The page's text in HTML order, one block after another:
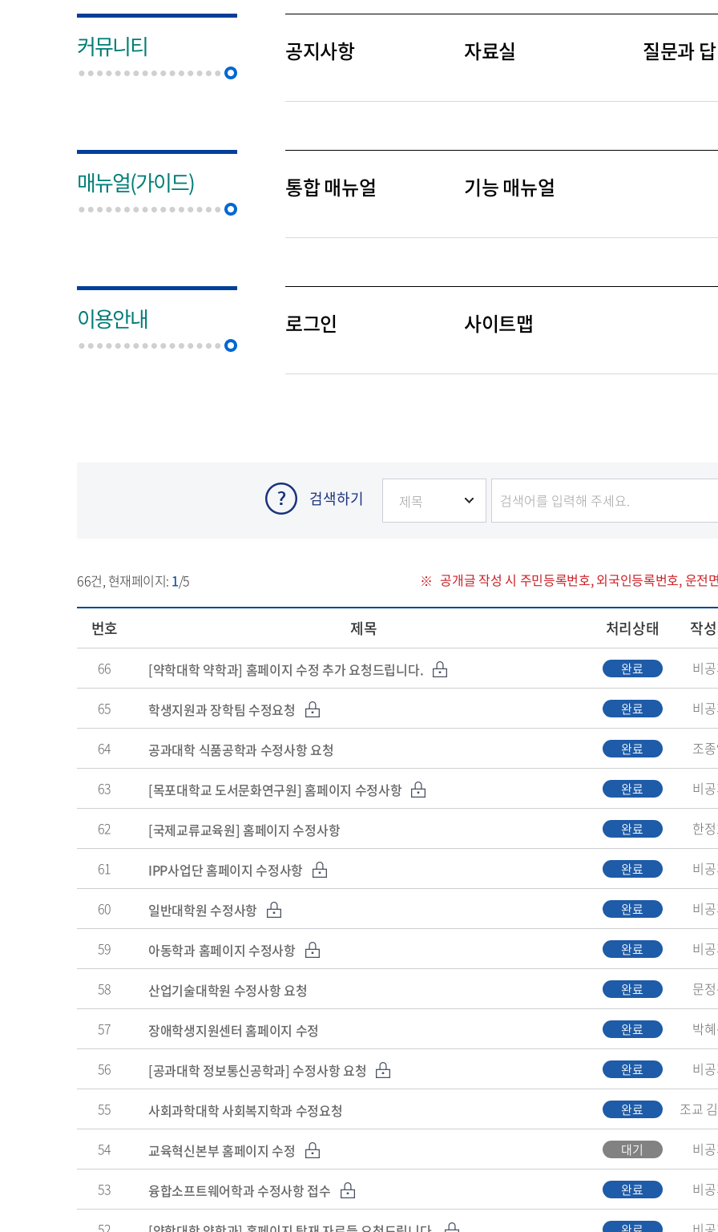
커뮤니티 공지사항 자료실 질문과
매뉴얼(가이드) 통합 매뉴얼 기능 매뉴얼
이용안내 로그인 사이트맵
검색하기
66건, 현재페이지: 1/5 공개글 작성 시 주민등록번호, 외국인등록번호, 운
번호 제목 처리상태 작
66 [약학대학 약학과] 홈페이지 수정 추가 요청드립니다. 완료 비
65 학생지원과 장학팀 수정요청 완료 비
64 공과대학 식품공학과 수정사항 요청 완료 조
63 [목포대학교 도서문화연구원] 홈페이지 수정사항 완료 비
62 [국제교류교육원] 홈페이지 수정사항 완료 한
61 IPP사업단 홈페이지 수정사항 완료 비
60 일반대학원 수정사항 완료 비
59 아동학과 홈페이지 수정사항 완료 비
58 산업기술대학원 수정사항 요청 완료 문
57 장애학생지원센터 홈페이지 수정 완료 박
56 [공과대학 정보통신공학과] 수정사항 요청 완료 비
55 사회과학대학 사회복지학과 수정요청 완료 조교
54 교육혁신본부 홈페이지 수정 대기 비
53 융합소프트웨어학과 수정사항 접수 완료 비